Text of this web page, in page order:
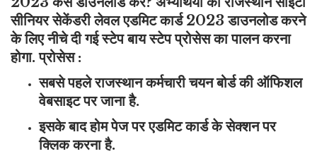
सीनियर सेकेंडरी लेवल एडमिट कार्ड 2023 डाउनलोड करने
के लिए नीचे दी गई स्टेप बाय स्टेप प्रोसेस का पालन करना
होगा. प्रोसेस :
सबसे पहले राजस्थान कर्मचारी चयन बोर्ड की ऑफिशल
वेबसाइट पर जाना है.
इसके बाद होम पेज पर एडमिट कार्ड के सेक्शन पर
क्लिक करना है.